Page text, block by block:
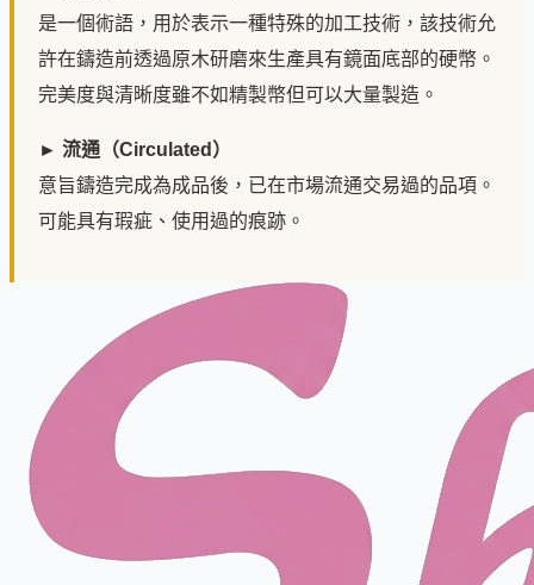
是一個術語，用於表示一種特殊的加工技術，該技術允
許在鑄造前透過原木研磨來生產具有鏡面底部的硬幣。
完美度與清晰度雖不如精製幣但可以大量製造。
► 流通（Circulated）
意旨鑄造完成為成品後，已在市場流通交易過的品項。
可能具有瑕疵、使用過的痕跡。